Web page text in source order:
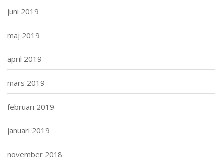
juni 2019
maj 2019
april 2019
mars 2019
februari 2019
januari 2019
november 2018